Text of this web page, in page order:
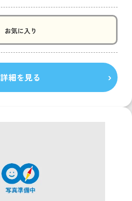
お気に入り
詳細を見る